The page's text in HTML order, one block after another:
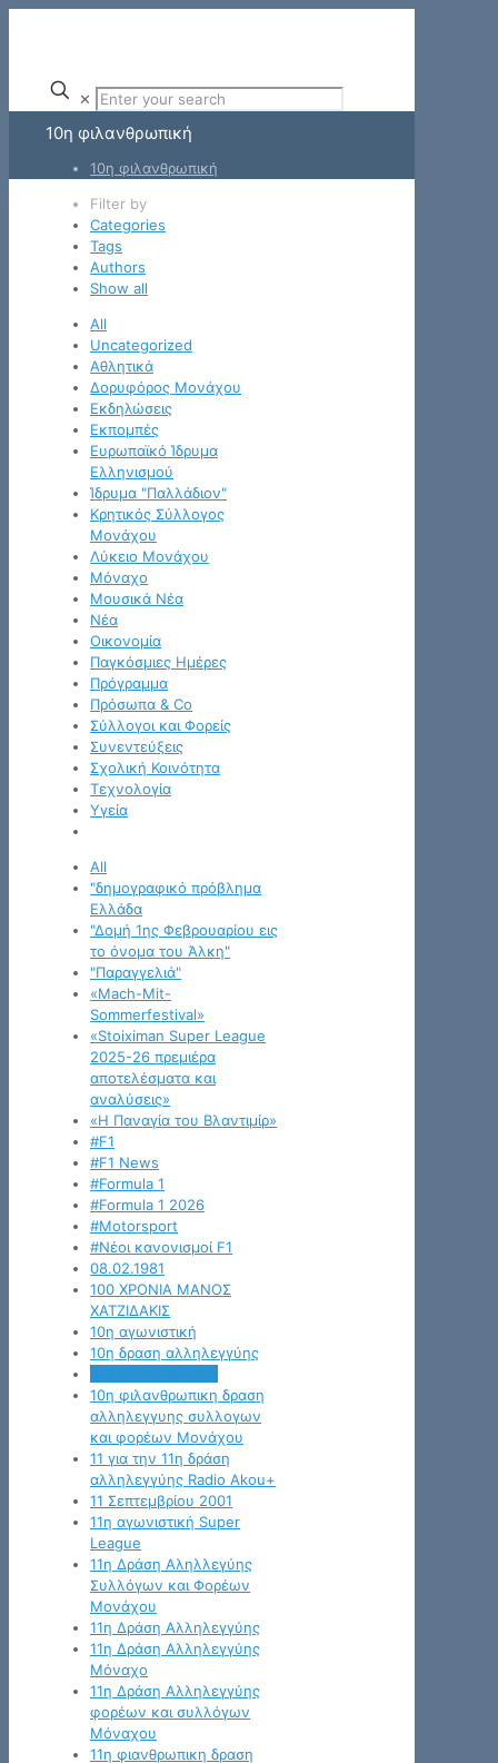
✕
10η φιλανθρωπική
10η φιλανθρωπική
Filter by
Categories
Tags
Authors
Show all
All
Uncategorized
Αθλητικά
Δορυφόρος Μονάχου
Εκδηλώσεις
Εκπομπές
Ευρωπαϊκό Ίδρυμα
Ελληνισμού
Ίδρυμα "Παλλάδιον"
Κρητικός Σύλλογος
Μονάχου
Λύκειο Μονάχου
Μόναχο
Μουσικά Νέα
Νέα
Οικονομία
Παγκόσμιες Ημέρες
Πρόγραμμα
Πρόσωπα & Co
Σύλλογοι και Φορείς
Συνεντεύξεις
Σχολική Κοινότητα
Τεχνολογία
Υγεία
All
"δημογραφικό πρόβλημα
Ελλάδα
"Δομή 1ης Φεβρουαρίου εις
το όνομα του Άλκη"
"Παραγγελιά"
«Mach-Mit-
Sommerfestival»
«Stoiximan Super League
2025-26 πρεμιέρα
αποτελέσματα και
αναλύσεις»
«Η Παναγία του Βλαντιμίρ»
#F1
#F1 News
#Formula 1
#Formula 1 2026
#Motorsport
#Νέοι κανονισμοί F1
08.02.1981
100 ΧΡΟΝΙΑ ΜΑΝΟΣ
ΧΑΤΖΙΔΑΚΙΣ
10η αγωνιστική
10η δραση αλληλεγγύης
10η φιλανθρωπικη δραση
αλληλεγγυης συλλογων
και φορέων Μονάχου
11 για την 11η δράση
αλληλεγγύης Radio Akou+
11 Σεπτεμβρίου 2001
11η αγωνιστική Super
League
11η Δράση Αληλλεγύης
Συλλόγων και Φορέων
Μονάχου
11η Δράση Αλληλεγγύης
11η Δράση Αλληλεγγύης
Μόναχο
11η Δράση Αλληλεγγύης
φορέων και συλλόγων
Μόναχου
11η φιανθρωπικη δραση